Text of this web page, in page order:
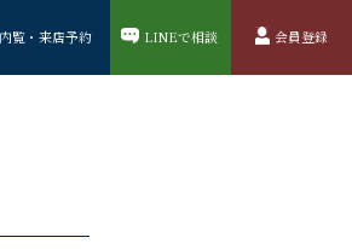
内覧・来店予約 LINEで相談 会員登録